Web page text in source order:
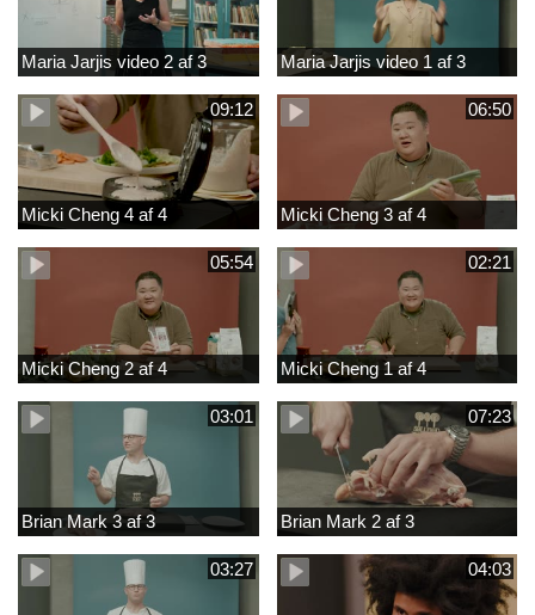
Maria Jarjis video 2 af 3 Maria Jarjis video 1 af 3
09:12
Micki Cheng 4 af 4
06:50
Micki Cheng 3 af 4
05:54
Micki Cheng 2 af 4
02:21
Micki Cheng 1 af 4
03:01
Brian Mark 3 af 3
07:23
Brian Mark 2 af 3
03:27 04:03